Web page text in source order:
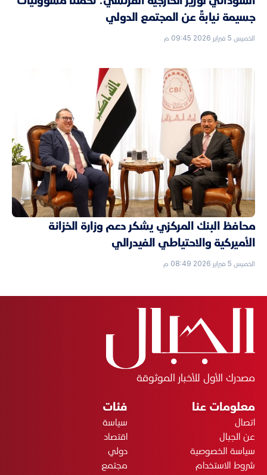
جسيمة نيابةً عن المجتمع الدولي
الخميس 5 فبراير 2026 09:45 م
محافظ البنك المركزي يشكر دعم وزارة الخزانة
الأميركية والاحتياطي الفيدرالي
الخميس 5 فبراير 2026 08:49 م
مصدرك الأول للأخبار الموثوقة
معلومات عنا
اتصال
عن الجبال
سياسة الخصوصية
شروط الاستخدام
فئات
سياسة
اقتصاد
دولي
مجتمع